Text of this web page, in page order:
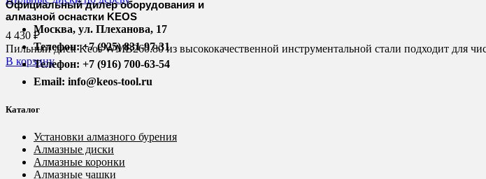
4 430 ₽
Пильный диск Keos WMB260.80 из высококачественной инструментальной стали подходит для
В корзину
Официальный дилер оборудования и
алмазной оснастки KEOS
Москва, ул. Плеханова, 17
Телефон: +7 (925) 831-97-31
Телефон: +7 (916) 700-63-54
Email: info@keos-tool.ru
Каталог
Установки алмазного бурения
Алмазные диски
Алмазные коронки
Алмазные чашки